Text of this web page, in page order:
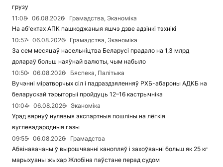
грузу
11:08
06.08.2026
Грамадства, Эканоміка
На аб'ектах АПК пашкоджаныя яшчэ дзве адзінкі тэхнікі
10:57
06.08.2026
Грамадства, Эканоміка
За сем месяцаў насельніцтва Беларусі прадало на 1,3 млрд
долараў больш наяўнай валюты, чым набыло
10:50
06.08.2026
Бяспека, Палітыка
Вучэнні міратворчых сіл і падраздзяленняў РХБ-абароны АДКБ на
беларускай тэрыторыі пройдуць 12–16 кастрычніка
10:04
06.08.2026
Эканоміка
Урад вярнуў нулявыя экспартныя пошліны на лёгкія
вуглевадародныя газы
09:55
06.08.2026
Грамадства
Абвінавачаны ў вырошчванні канопляў і захоўванні больш як 25 кг
марыхуаны жыхар Жлобіна паўстане перад судом